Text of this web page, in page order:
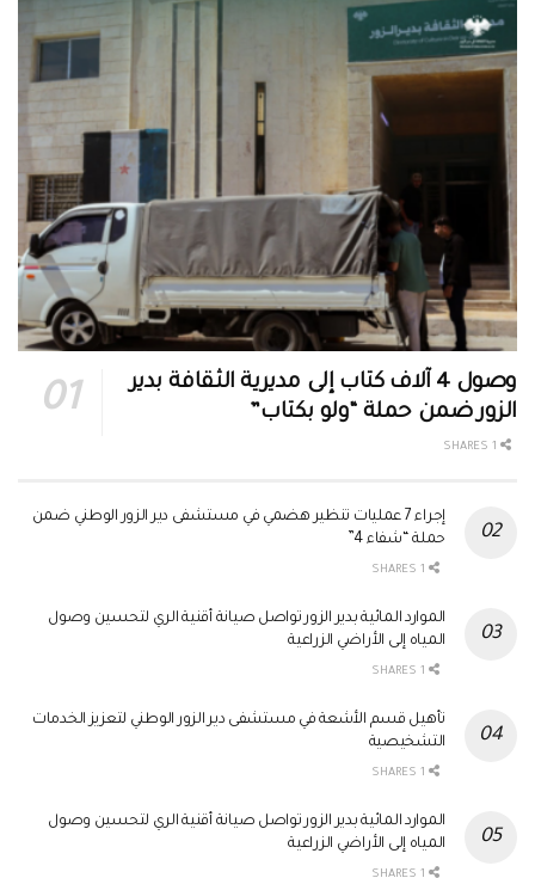
وصول 4 آلاف كتاب إلى مديرية الثقافة بدير
الزور ضمن حملة “ولو بكتاب”
إجراء 7 عمليات تنظير هضمي في مستشفى دير الزور الوطني ضمن
حملة “شفاء 4”
الموارد المائية بدير الزور تواصل صيانة أقنية الري لتحسين وصول
المياه إلى الأراضي الزراعية
تأهيل قسم الأشعة في مستشفى دير الزور الوطني لتعزيز الخدمات
التشخيصية
الموارد المائية بدير الزور تواصل صيانة أقنية الري لتحسين وصول
المياه إلى الأراضي الزراعية